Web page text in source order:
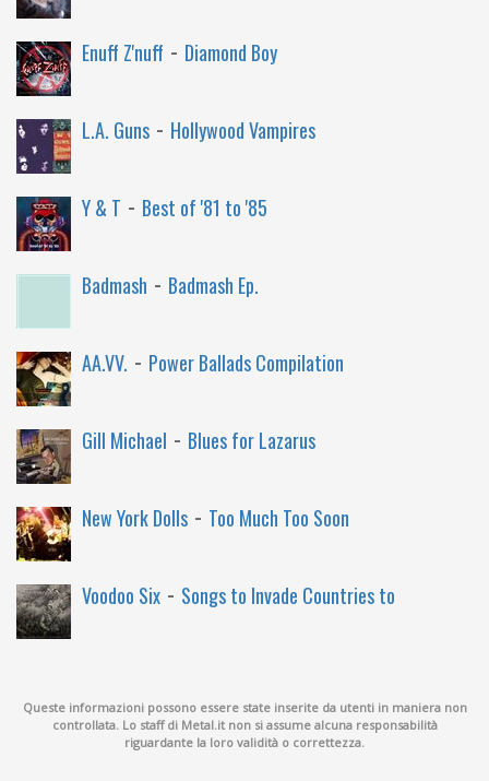
Enuff Z'nuff - Diamond Boy
L.A. Guns - Hollywood Vampires
Y & T - Best of '81 to '85
Badmash - Badmash Ep.
AA.VV. - Power Ballads Compilation
Gill Michael - Blues for Lazarus
New York Dolls - Too Much Too Soon
Voodoo Six - Songs to Invade Countries to
Queste informazioni possono essere state inserite da utenti in maniera non
controllata. Lo staff di Metal.it non si assume alcuna responsabilità
riguardante la loro validità o correttezza.